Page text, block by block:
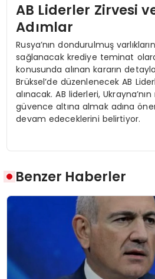
AB Liderler Zirvesi
Adımlar
Rusya’nın dondurulmuş
sağlanacak krediye teminat
konusunda alınan kararın
Brüksel’de düzenlenecek AB
alınacak. AB liderleri,
güvence altına almak adına
devam edeceklerini belirtiyor.
Benzer Haberler